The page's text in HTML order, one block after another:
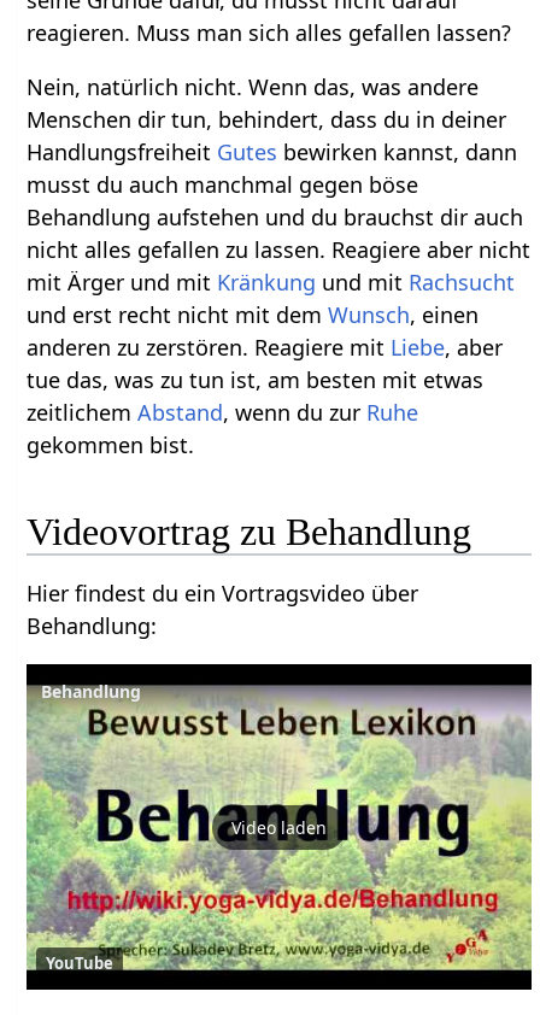
reagieren. Muss man sich alles gefallen lassen?
Nein, natürlich nicht. Wenn das, was andere
Menschen dir tun, behindert, dass du in deiner
Handlungsfreiheit Gutes bewirken kannst, dann
musst du auch manchmal gegen böse
Behandlung aufstehen und du brauchst dir auch
nicht alles gefallen zu lassen. Reagiere aber nicht
mit Ärger und mit Kränkung und mit Rachsucht
und erst recht nicht mit demWunsch, einen
anderen zu zerstören. Reagiere mit Liebe, aber
tue das, was zu tun ist, am besten mit etwas
zeitlichemAbstand, wenn du zur Ruhe
gekommen bist.
Hier findest du ein Vortragsvideo über
Behandlung‏‎:
Behandlung
Video laden
YouTube